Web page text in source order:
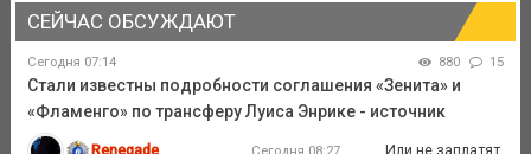
СЕЙЧАС ОБСУЖДАЮТ
Сегодня 07:14 880 15
Стали известны подробности соглашения «Зенита» и
«Фламенго» по трансферу Луиса Энрике - источник
Renegade Или не заплатят